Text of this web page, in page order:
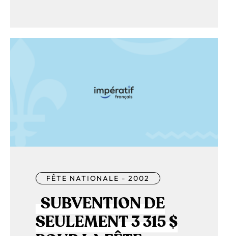
FÊTE NATIONALE - 2002
SUBVENTION DE
SEULEMENT 3 315 $